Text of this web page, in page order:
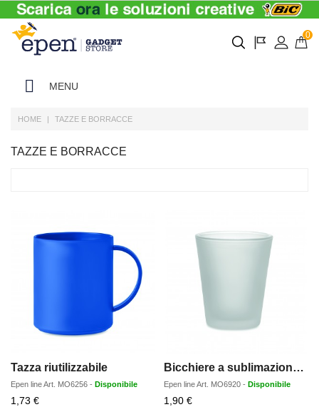
0
MENU
HOME TAZZE E BORRACCE
TAZZE E BORRACCE
Tazza riutilizzabile
Epen lineArt. MO6256 - Disponibile
1,73 €Prezzo
Bicchiere a sublimazione 44ml
Epen lineArt. MO6920 - Disponibile
1,90 €Prezzo